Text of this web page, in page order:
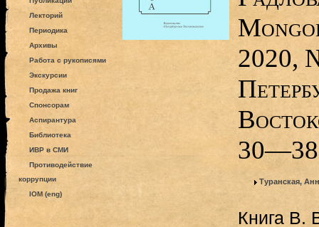
Лекторий
Периодика
Архивы
Работа с рукописями
Экскурсии
Продажа книг
Спонсорам
Аспирантура
Библиотека
ИВР в СМИ
Противодействие
коррупции
IOM (eng)
2020,
Туранская,
Книга В.